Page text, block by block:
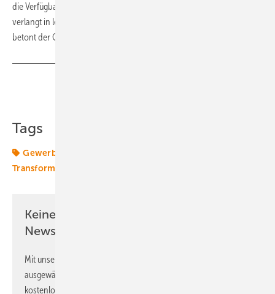
die Verfügbarkeit dieser flexiblen Verbraucher wirtschaftlicher und
verlangt in letzter Konsequenz nach einem spotmarktbasierten Tarif“,
betont der Coneva-Chef. (su)
Tags
Gewerbe
Transformation
Keine Zeit? Kein Problem mit dem ERE
Newsletter!
Mit unserem Newsletter erhalten Sie regelmäßig von uns
ausgewählte Informationen und Neuigkeiten, gebündelt und
kostenlos direkt ins Postfach.